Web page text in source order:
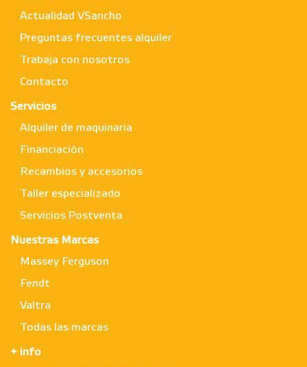
Actualidad VSancho
Preguntas frecuentes alquiler
Trabaja con nosotros
Contacto
Servicios
Alquiler de maquinaria
Financiación
Recambios y accesorios
Taller especializado
Servicios Postventa
Nuestras Marcas
Massey Ferguson
Fendt
Valtra
Todas las marcas
+ info